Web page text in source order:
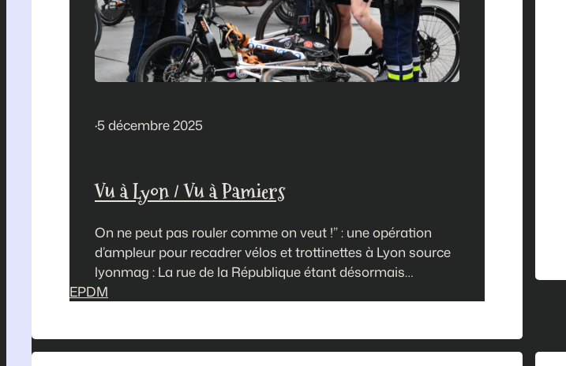
·5 décembre 2025
Vu à Lyon / Vu à Pamiers
On ne peut pas rouler comme on veut !” : une opération
d’ampleur pour recadrer vélos et trottinettes à Lyon source
lyonmag : La rue de la République étant désormais
piétonne jusqu’à l’Hôtel de Ville, la mairie de Lyon multiplie
EPDM